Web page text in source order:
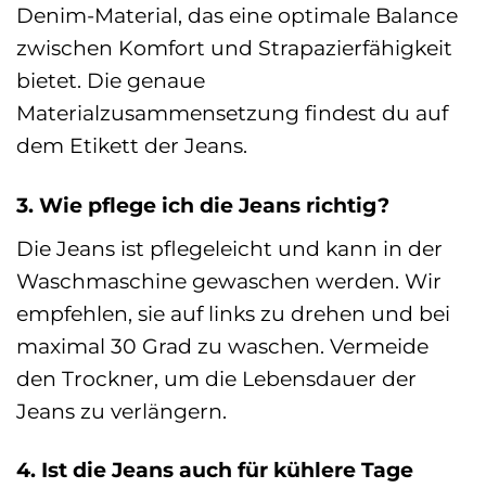
Denim-Material, das eine optimale Balance
zwischen Komfort und Strapazierfähigkeit
bietet. Die genaue
Materialzusammensetzung findest du auf
dem Etikett der Jeans.
3. Wie pflege ich die Jeans richtig?
Die Jeans ist pflegeleicht und kann in der
Waschmaschine gewaschen werden. Wir
empfehlen, sie auf links zu drehen und bei
maximal 30 Grad zu waschen. Vermeide
den Trockner, um die Lebensdauer der
Jeans zu verlängern.
4. Ist die Jeans auch für kühlere Tage